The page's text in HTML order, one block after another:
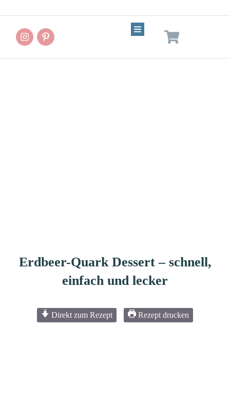
Erdbeer-Quark Dessert – schnell,
einfach und lecker
Direkt zum Rezept Rezept drucken